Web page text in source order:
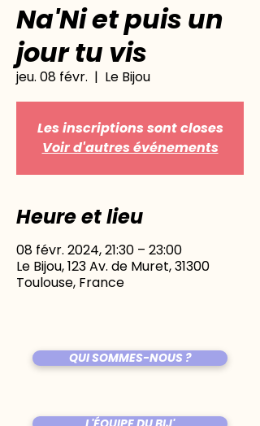
Na'Ni et puis un
jour tu vis
jeu. 08 févr.
  |
Le Bijou
Les inscriptions sont closes
Voir d'autres événements
Heure et lieu
08 févr. 2024, 21:30 – 23:00
Le Bijou, 123 Av. de Muret, 31300
Toulouse, France
QUI SOMMES-NOUS ?